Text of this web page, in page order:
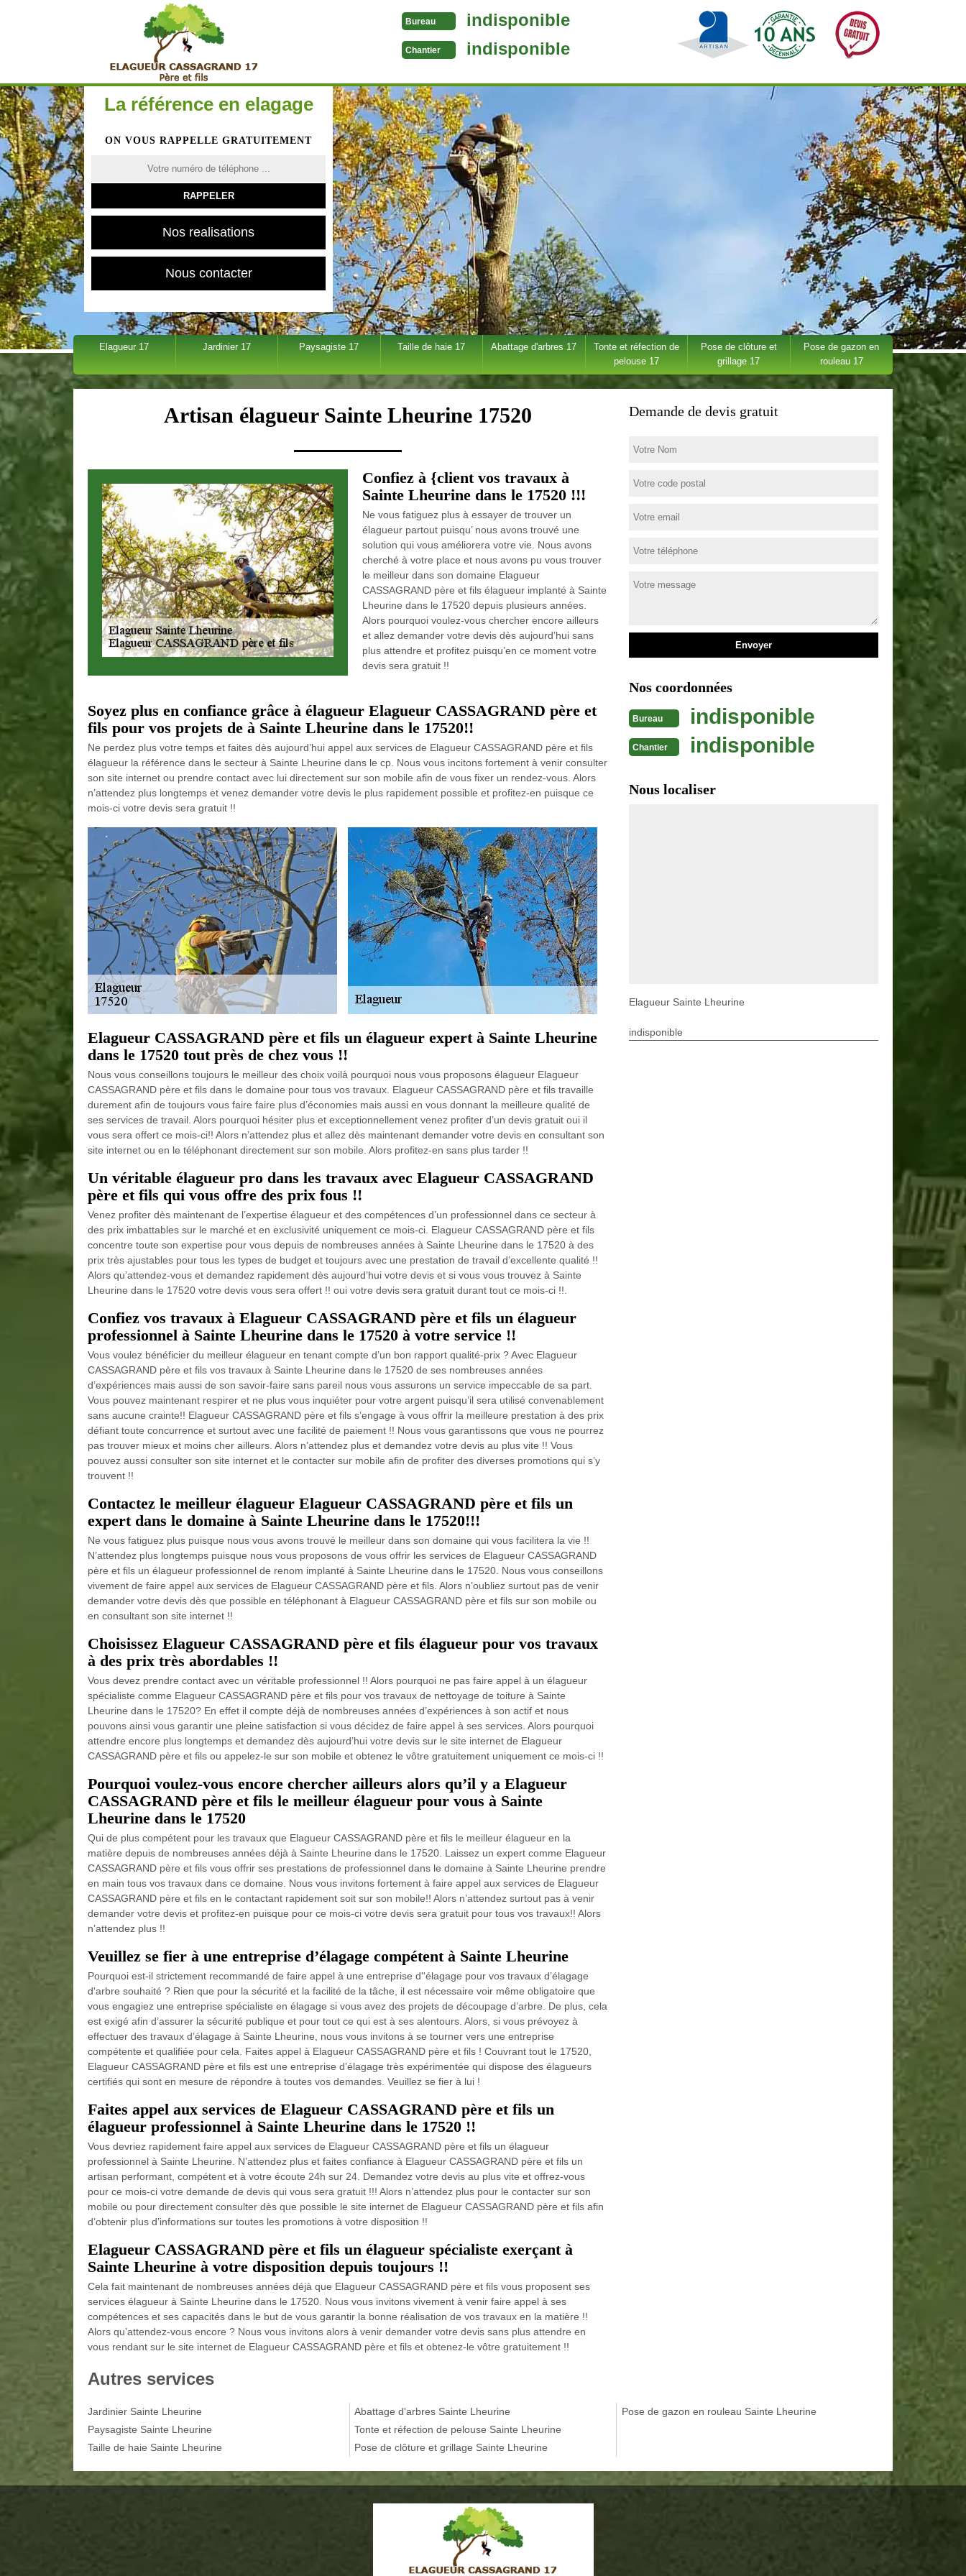
Bureau indisponible
Chantier indisponible
La référence en elagage
ON VOUS RAPPELLE GRATUITEMENT
Nos realisations
Nous contacter
Elagueur 17 Jardinier 17 Paysagiste 17 Taille de haie 17 Abattage d'arbres 17
Tonte et réfection de
pelouse 17
Pose de clôture et
grillage 17
Pose de gazon en
rouleau 17
Artisan élagueur Sainte Lheurine 17520
Confiez à {client vos travaux à
Sainte Lheurine dans le 17520 !!!
Ne vous fatiguez plus à essayer de trouver un
élagueur partout puisqu’ nous avons trouvé une
solution qui vous améliorera votre vie. Nous avons
cherché à votre place et nous avons pu vous trouver
le meilleur dans son domaine Elagueur
CASSAGRAND père et fils élagueur implanté à Sainte
Lheurine dans le 17520 depuis plusieurs années.
Alors pourquoi voulez-vous chercher encore ailleurs
et allez demander votre devis dès aujourd’hui sans
plus attendre et profitez puisqu’en ce moment votre
devis sera gratuit !!
Soyez plus en confiance grâce à élagueur Elagueur CASSAGRAND père et
fils pour vos projets de à Sainte Lheurine dans le 17520!!
Ne perdez plus votre temps et faites dès aujourd’hui appel aux services de Elagueur CASSAGRAND père et fils
élagueur la référence dans le secteur à Sainte Lheurine dans le cp. Nous vous incitons fortement à venir consulter
son site internet ou prendre contact avec lui directement sur son mobile afin de vous fixer un rendez-vous. Alors
n’attendez plus longtemps et venez demander votre devis le plus rapidement possible et profitez-en puisque ce
mois-ci votre devis sera gratuit !!
Elagueur CASSAGRAND père et fils un élagueur expert à Sainte Lheurine
dans le 17520 tout près de chez vous !!
Nous vous conseillons toujours le meilleur des choix voilà pourquoi nous vous proposons élagueur Elagueur
CASSAGRAND père et fils dans le domaine pour tous vos travaux. Elagueur CASSAGRAND père et fils travaille
durement afin de toujours vous faire faire plus d’économies mais aussi en vous donnant la meilleure qualité de
ses services de travail. Alors pourquoi hésiter plus et exceptionnellement venez profiter d’un devis gratuit oui il
vous sera offert ce mois-ci!! Alors n’attendez plus et allez dès maintenant demander votre devis en consultant son
site internet ou en le téléphonant directement sur son mobile. Alors profitez-en sans plus tarder !!
Un véritable élagueur pro dans les travaux avec Elagueur CASSAGRAND
père et fils qui vous offre des prix fous !!
Venez profiter dès maintenant de l’expertise élagueur et des compétences d’un professionnel dans ce secteur à
des prix imbattables sur le marché et en exclusivité uniquement ce mois-ci. Elagueur CASSAGRAND père et fils
concentre toute son expertise pour vous depuis de nombreuses années à Sainte Lheurine dans le 17520 à des
prix très ajustables pour tous les types de budget et toujours avec une prestation de travail d’excellente qualité !!
Alors qu’attendez-vous et demandez rapidement dès aujourd’hui votre devis et si vous vous trouvez à Sainte
Lheurine dans le 17520 votre devis vous sera offert !! oui votre devis sera gratuit durant tout ce mois-ci !!.
Confiez vos travaux à Elagueur CASSAGRAND père et fils un élagueur
professionnel à Sainte Lheurine dans le 17520 à votre service !!
Vous voulez bénéficier du meilleur élagueur en tenant compte d’un bon rapport qualité-prix ? Avec Elagueur
CASSAGRAND père et fils vos travaux à Sainte Lheurine dans le 17520 de ses nombreuses années
d’expériences mais aussi de son savoir-faire sans pareil nous vous assurons un service impeccable de sa part.
Vous pouvez maintenant respirer et ne plus vous inquiéter pour votre argent puisqu’il sera utilisé convenablement
sans aucune crainte!! Elagueur CASSAGRAND père et fils s’engage à vous offrir la meilleure prestation à des prix
défiant toute concurrence et surtout avec une facilité de paiement !! Nous vous garantissons que vous ne pourrez
pas trouver mieux et moins cher ailleurs. Alors n’attendez plus et demandez votre devis au plus vite !! Vous
pouvez aussi consulter son site internet et le contacter sur mobile afin de profiter des diverses promotions qui s’y
trouvent !!
Contactez le meilleur élagueur Elagueur CASSAGRAND père et fils un
expert dans le domaine à Sainte Lheurine dans le 17520!!!
Ne vous fatiguez plus puisque nous vous avons trouvé le meilleur dans son domaine qui vous facilitera la vie !!
N’attendez plus longtemps puisque nous vous proposons de vous offrir les services de Elagueur CASSAGRAND
père et fils un élagueur professionnel de renom implanté à Sainte Lheurine dans le 17520. Nous vous conseillons
vivement de faire appel aux services de Elagueur CASSAGRAND père et fils. Alors n’oubliez surtout pas de venir
demander votre devis dès que possible en téléphonant à Elagueur CASSAGRAND père et fils sur son mobile ou
en consultant son site internet !!
Choisissez Elagueur CASSAGRAND père et fils élagueur pour vos travaux
à des prix très abordables !!
Vous devez prendre contact avec un véritable professionnel !! Alors pourquoi ne pas faire appel à un élagueur
spécialiste comme Elagueur CASSAGRAND père et fils pour vos travaux de nettoyage de toiture à Sainte
Lheurine dans le 17520? En effet il compte déjà de nombreuses années d’expériences à son actif et nous
pouvons ainsi vous garantir une pleine satisfaction si vous décidez de faire appel à ses services. Alors pourquoi
attendre encore plus longtemps et demandez dès aujourd’hui votre devis sur le site internet de Elagueur
CASSAGRAND père et fils ou appelez-le sur son mobile et obtenez le vôtre gratuitement uniquement ce mois-ci !!
Pourquoi voulez-vous encore chercher ailleurs alors qu’il y a Elagueur
CASSAGRAND père et fils le meilleur élagueur pour vous à Sainte
Lheurine dans le 17520
Qui de plus compétent pour les travaux que Elagueur CASSAGRAND père et fils le meilleur élagueur en la
matière depuis de nombreuses années déjà à Sainte Lheurine dans le 17520. Laissez un expert comme Elagueur
CASSAGRAND père et fils vous offrir ses prestations de professionnel dans le domaine à Sainte Lheurine prendre
en main tous vos travaux dans ce domaine. Nous vous invitons fortement à faire appel aux services de Elagueur
CASSAGRAND père et fils en le contactant rapidement soit sur son mobile!! Alors n’attendez surtout pas à venir
demander votre devis et profitez-en puisque pour ce mois-ci votre devis sera gratuit pour tous vos travaux!! Alors
n’attendez plus !!
Veuillez se fier à une entreprise d’élagage compétent à Sainte Lheurine
Pourquoi est-il strictement recommandé de faire appel à une entreprise d''élagage pour vos travaux d’élagage
d'arbre souhaité ? Rien que pour la sécurité et la facilité de la tâche, il est nécessaire voir même obligatoire que
vous engagiez une entreprise spécialiste en élagage si vous avez des projets de découpage d’arbre. De plus, cela
est exigé afin d’assurer la sécurité publique et pour tout ce qui est à ses alentours. Alors, si vous prévoyez à
effectuer des travaux d’élagage à Sainte Lheurine, nous vous invitons à se tourner vers une entreprise
compétente et qualifiée pour cela. Faites appel à Elagueur CASSAGRAND père et fils ! Couvrant tout le 17520,
Elagueur CASSAGRAND père et fils est une entreprise d’élagage très expérimentée qui dispose des élagueurs
certifiés qui sont en mesure de répondre à toutes vos demandes. Veuillez se fier à lui !
Faites appel aux services de Elagueur CASSAGRAND père et fils un
élagueur professionnel à Sainte Lheurine dans le 17520 !!
Vous devriez rapidement faire appel aux services de Elagueur CASSAGRAND père et fils un élagueur
professionnel à Sainte Lheurine. N’attendez plus et faites confiance à Elagueur CASSAGRAND père et fils un
artisan performant, compétent et à votre écoute 24h sur 24. Demandez votre devis au plus vite et offrez-vous
pour ce mois-ci votre demande de devis qui vous sera gratuit !!! Alors n’attendez plus pour le contacter sur son
mobile ou pour directement consulter dès que possible le site internet de Elagueur CASSAGRAND père et fils afin
d’obtenir plus d’informations sur toutes les promotions à votre disposition !!
Elagueur CASSAGRAND père et fils un élagueur spécialiste exerçant à
Sainte Lheurine à votre disposition depuis toujours !!
Cela fait maintenant de nombreuses années déjà que Elagueur CASSAGRAND père et fils vous proposent ses
services élagueur à Sainte Lheurine dans le 17520. Nous vous invitons vivement à venir faire appel à ses
compétences et ses capacités dans le but de vous garantir la bonne réalisation de vos travaux en la matière !!
Alors qu’attendez-vous encore ? Nous vous invitons alors à venir demander votre devis sans plus attendre en
vous rendant sur le site internet de Elagueur CASSAGRAND père et fils et obtenez-le vôtre gratuitement !!
Demande de devis gratuit
Nos coordonnées
Bureau indisponible
Chantier indisponible
Nous localiser
Elagueur Sainte Lheurine
indisponible
Autres services
Jardinier Sainte Lheurine
Paysagiste Sainte Lheurine
Taille de haie Sainte Lheurine
Abattage d'arbres Sainte Lheurine
Tonte et réfection de pelouse Sainte Lheurine
Pose de clôture et grillage Sainte Lheurine
Pose de gazon en rouleau Sainte Lheurine